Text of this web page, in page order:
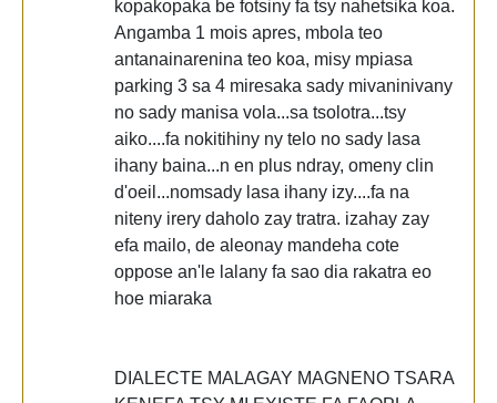
kopakopaka be fotsiny fa tsy nahetsika koa.
Angamba 1 mois apres, mbola teo
antanainarenina teo koa, misy mpiasa
parking 3 sa 4 miresaka sady mivaninivany
no sady manisa vola...sa tsolotra...tsy
aiko....fa nokitihiny ny telo no sady lasa
ihany baina...n en plus ndray, omeny clin
d'oeil...nomsady lasa ihany izy....fa na
niteny irery daholo zay tratra. izahay zay
efa mailo, de aleonay mandeha cote
oppose an'le lalany fa sao dia rakatra eo
hoe miaraka
DIALECTE MALAGAY MAGNENO TSARA